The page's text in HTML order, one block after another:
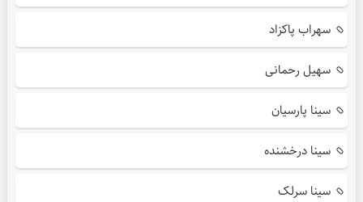
سهراب پاکزاد
سهیل رحمانی
سینا پارسیان
سینا درخشنده
سینا سرلک